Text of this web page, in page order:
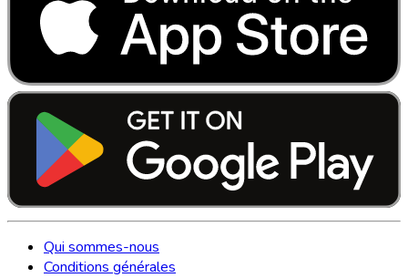
Qui sommes-nous
Conditions générales